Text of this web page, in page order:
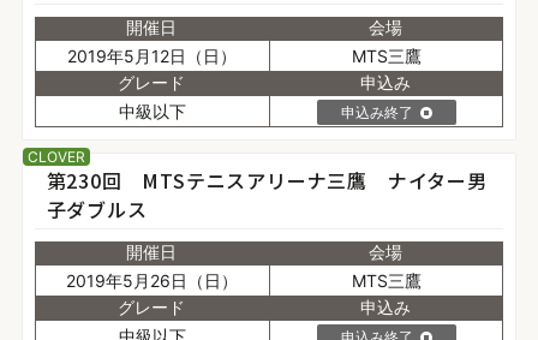
開催日
2019年5月12日（日）
会場
MTS三鷹
グレード
中級以下
申込み
申込み終了
第230回 MTSテニスアリーナ三鷹 ナイター男
子ダブルス
開催日
2019年5月26日（日）
会場
MTS三鷹
グレード
中級以下
申込み
申込み終了
CLOVER